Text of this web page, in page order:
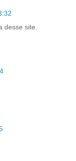
desse site.